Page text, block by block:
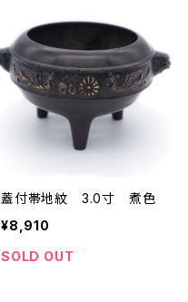
蓋付帯地紋 3.0寸 煮色
¥8,910
SOLD OUT